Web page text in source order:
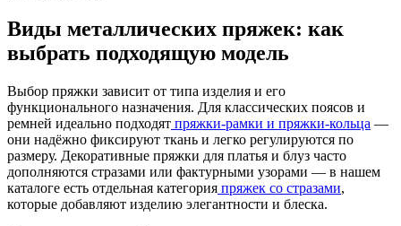
Виды металлических пряжек: как
выбрать подходящую модель
Выбор пряжки зависит от типа изделия и его
функционального назначения. Для классических поясов и
ремней идеально подходят пряжки-рамки и пряжки-кольца —
они надёжно фиксируют ткань и легко регулируются по
размеру. Декоративные пряжки для платья и блуз часто
дополняются стразами или фактурными узорами — в нашем
каталоге есть отдельная категория пряжек со стразами,
которые добавляют изделию элегантности и блеска.